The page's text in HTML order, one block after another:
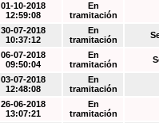
01-10-2018
12:59:08
En
tramitación
30-07-2018
10:37:12
En
tramitación
06-07-2018
09:50:04
En
tramitación
03-07-2018
12:48:08
En
tramitación
26-06-2018
13:07:21
En
tramitación